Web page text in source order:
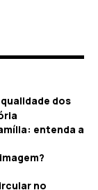
dos
entenda a
no